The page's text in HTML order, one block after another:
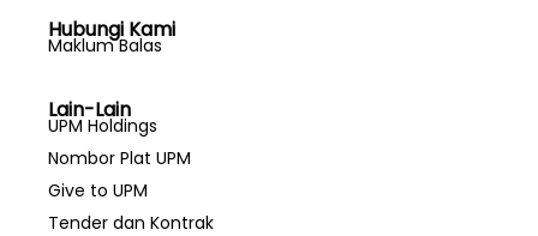
Hubungi Kami
Maklum Balas
Lain-Lain
UPM Holdings
Nombor Plat UPM
Give to UPM
Tender dan Kontrak